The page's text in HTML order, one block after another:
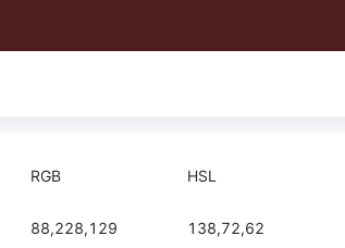
RGB HSL
88,228,129 138,72,62